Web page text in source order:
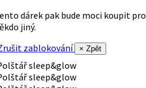
dárek pak bude moci koupit pro
jiný.
zablokování
× Zpět